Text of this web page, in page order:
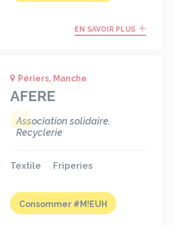
EN SAVOIR PLUS
Périers, Manche
AFERE
Association solidaire.
Recyclerie
Textile Friperies
Consommer #M!EUH